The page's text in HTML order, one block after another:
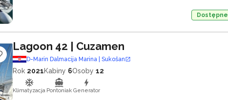
Dostępne
Lagoon 42 | Cuzamen
D-Marin Dalmacija Marina | Sukošan
Rok 2021Kabiny 6Osoby 12
Klimatyzacja Pontoniak Generator